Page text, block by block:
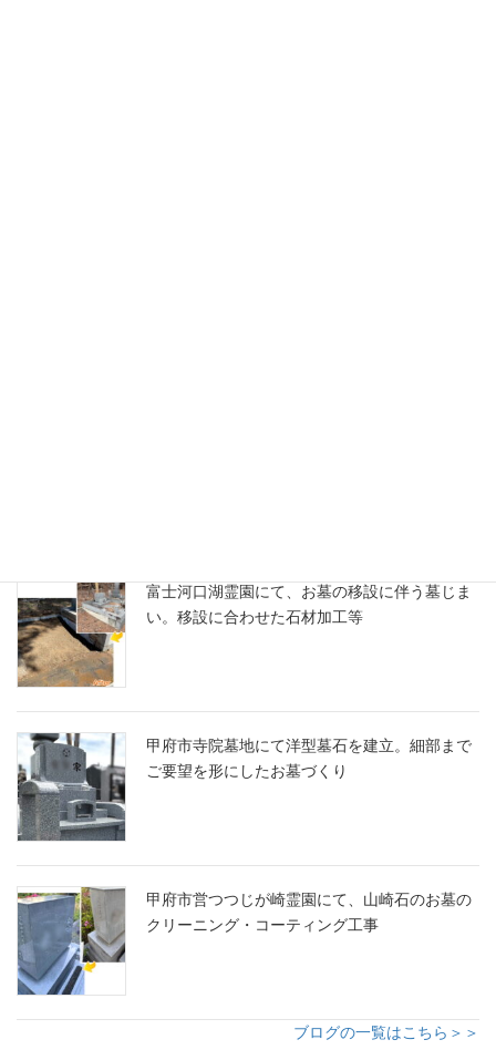
富士河口湖霊園にて、お墓の移設に伴う墓じま
い。移設に合わせた石材加工等
甲府市寺院墓地にて洋型墓石を建立。細部まで
ご要望を形にしたお墓づくり
甲府市営つつじが崎霊園にて、山崎石のお墓の
クリーニング・コーティング工事
ブログの一覧はこちら＞＞